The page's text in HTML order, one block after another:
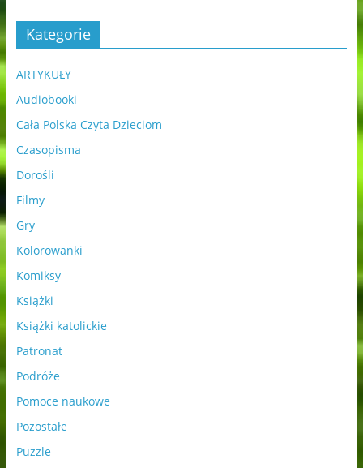
Kategorie
ARTYKUŁY
Audiobooki
Cała Polska Czyta Dzieciom
Czasopisma
Dorośli
Filmy
Gry
Kolorowanki
Komiksy
Książki
Książki katolickie
Patronat
Podróże
Pomoce naukowe
Pozostałe
Puzzle